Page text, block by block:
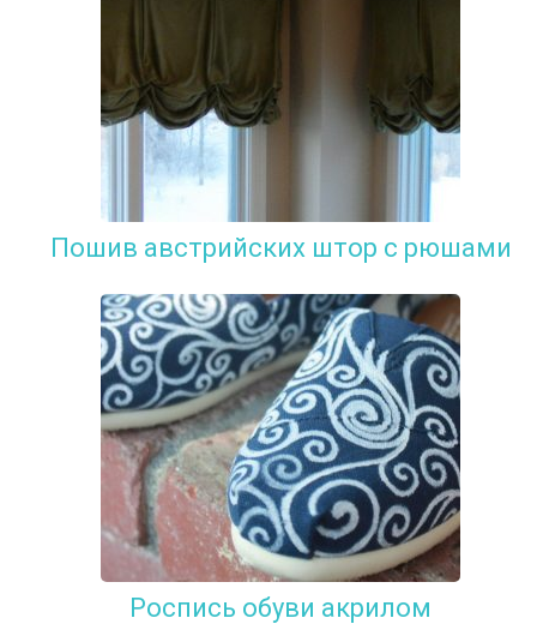
Пошив австрийских штор с рюшами
Роспись обуви акрилом